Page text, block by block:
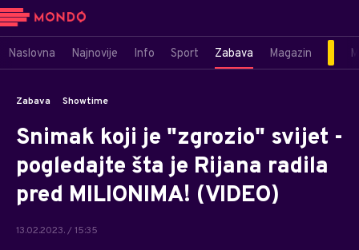
Naslovna Najnovije Info Sport Zabava Magazin
Zabava Showtime
Snimak koji je "zgrozio" svijet -
pogledajte šta je Rijana radila
pred MILIONIMA! (VIDEO)
13.02.2023. / 15:35